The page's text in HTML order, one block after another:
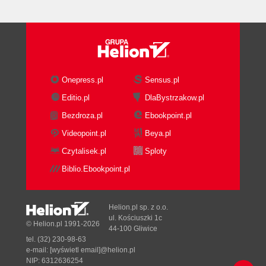
zewnętrzną (57)
Tworzenie obiektu podłoża (59)
Praca na warstwach - okno Layers (59)
Pozycjonowanie kamery (60)
Okno właściwości kamery (62)
Okno właściwości wizualizacji (renderingu) (63)
Próbne wyliczenie sceny (64)
Korzystanie z VIPERA w edytorze materiałów (65)
Jednoczesna edycja dwóch materiałów (67)
Parametry materiału a powierzchnia kubka (67)
Opcje pozycjonujące teksturę na obiekcie (71)
Tekstura a kanał alfa (72)
Korzystanie z tekstur proceduralnych (72)
Światło w scenie (73)
Onepress.pl
Sensus.pl
Editio.pl
DlaBystrzakow.pl
Bezdroza.pl
Ebookpoint.pl
Videopoint.pl
Beya.pl
Czytalisek.pl
Sploty
Biblio.Ebookpoint.pl
© Helion.pl 1991-2026
Helion.pl sp. z o.o.
ul. Kościuszki 1c
44-100 Gliwice
tel. (32) 230-98-63
e-mail: [wyświetl email]@helion.pl
NIP: 6312636254